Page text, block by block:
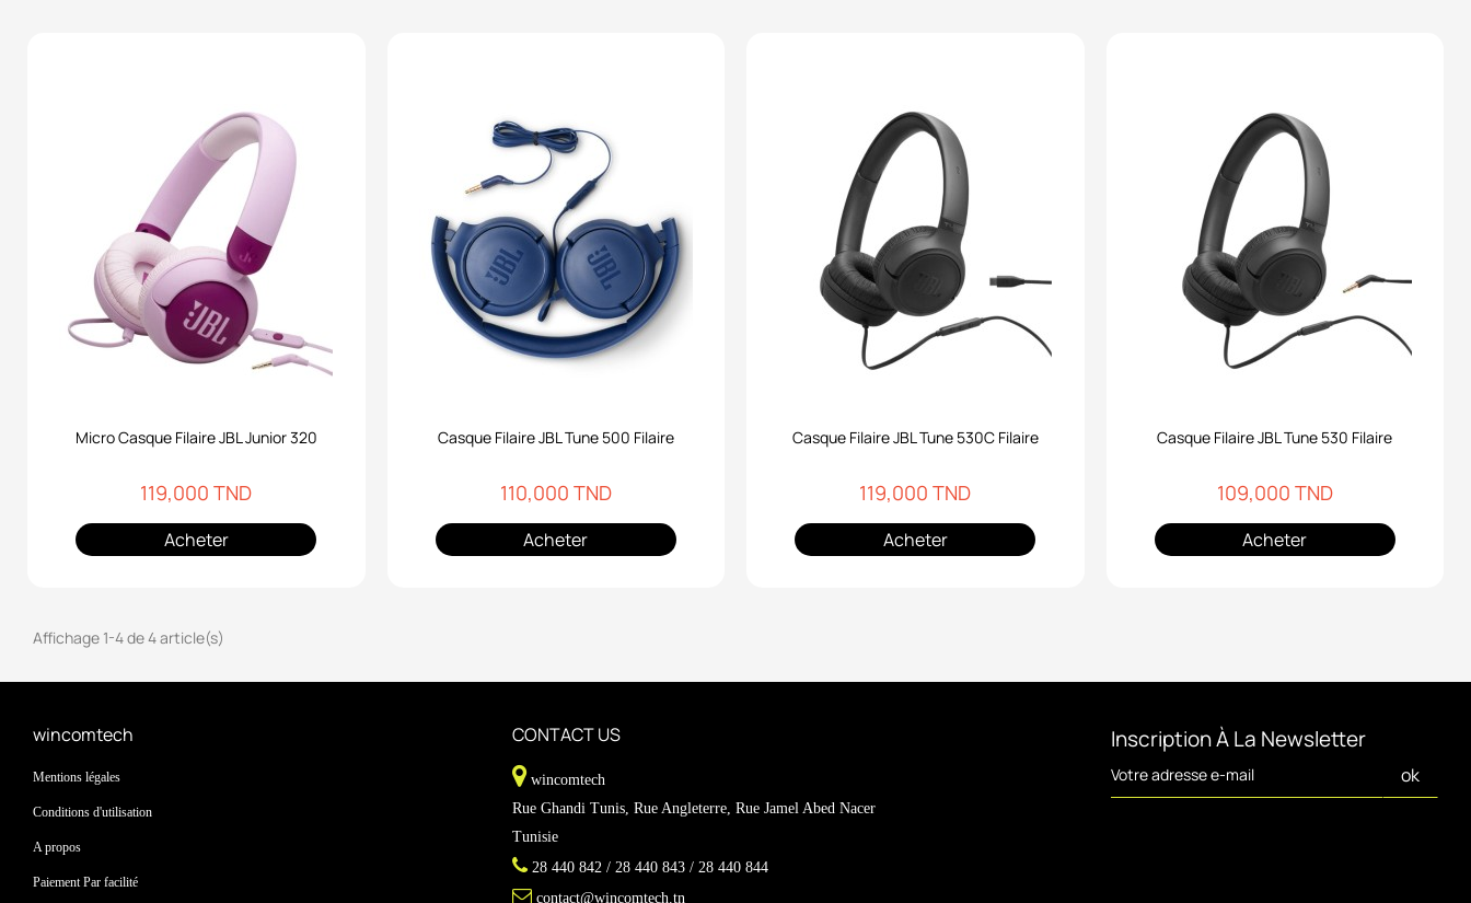
Micro Casque Filaire JBL Junior 320
119,000 TND
Acheter
Casque Filaire JBL Tune 500 Filaire
110,000 TND
Acheter
Casque Filaire JBL Tune 530C Filaire
119,000 TND
Acheter
Casque Filaire JBL Tune 530 Filaire
109,000 TND
Acheter
Affichage 1-4 de 4 article(s)
wincomtech
Mentions légales
Conditions d'utilisation
A propos
Paiement Par facilité
CONTACT US
wincomtech
Rue Ghandi Tunis, Rue Angleterre, Rue Jamel Abed Nacer
Tunisie
28 440 842 / 28 440 843 / 28 440 844
contact@wincomtech.tn
Inscription À La Newsletter